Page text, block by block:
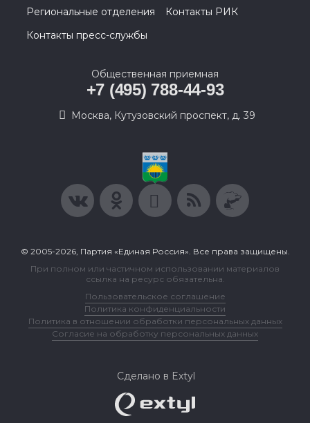
Региональные отделения
Контакты РИК
Контакты пресс-службы
Общественная приемная
+7 (495) 788-44-93
Москва, Кутузовский проспект, д. 39
© 2005-2026, Партия «Единая Россия». Все права защищены.
При полном или частичном использовании материалов
ссылка на ресурс обязательна.
Пользовательское соглашение
Политика конфиденциальности
Политика в отношении обработки персональных данных
Согласие на обработку персональных данных
Сделано в Extyl